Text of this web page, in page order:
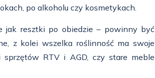
po alkoholu czy kosmetykach.
jak resztki po obiedzie – powinny być
z kolei wszelka roślinność ma swoje
RTV i AGD, czy stare meble